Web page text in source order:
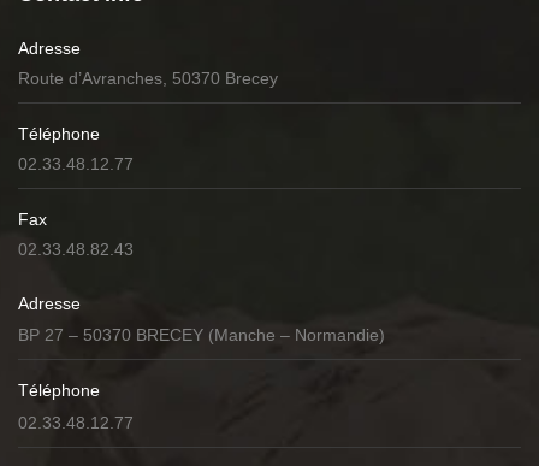
Adresse
Route d’Avranches, 50370 Brecey
Téléphone
02.33.48.12.77
Fax
02.33.48.82.43
Adresse
BP 27 – 50370 BRECEY (Manche – Normandie)
Téléphone
02.33.48.12.77